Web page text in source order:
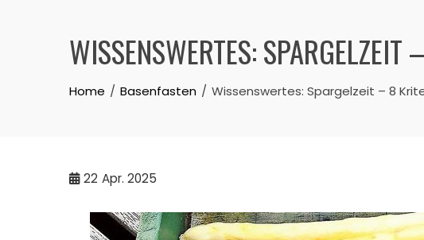
WISSENSWERTES:
Home Basenfasten Wissenswertes: Spargelzeit – 8
22 Apr. 2025